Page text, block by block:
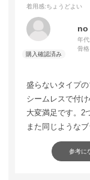
着用感:ちょうどよい
no
年
骨
盛らないタイプ
シームレスで付
大変満足です。2
また同じような
参考に